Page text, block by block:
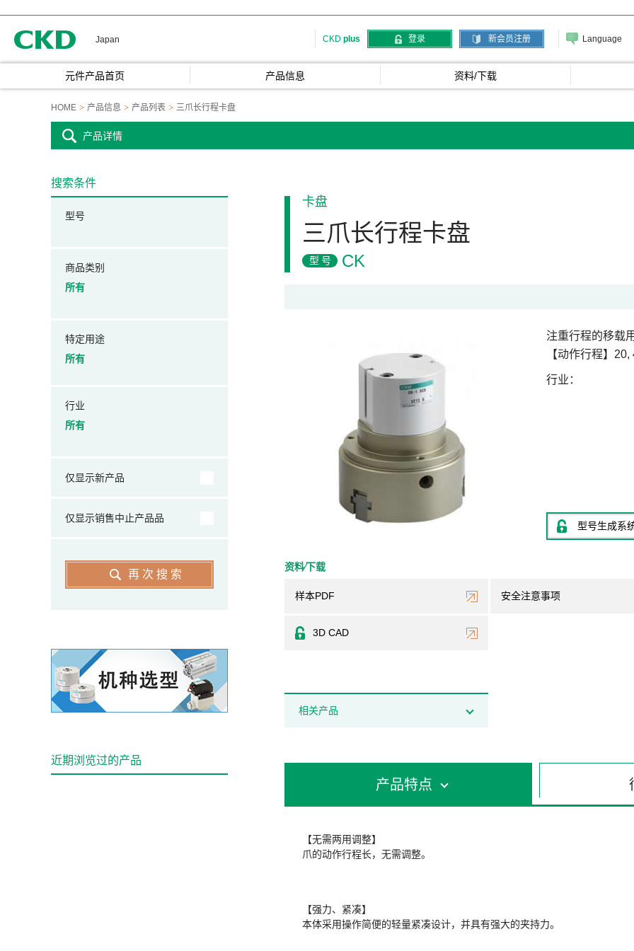
Japan CKD plus 登录 新会员注册 Language
元件产品首页 产品信息 资料/下载
HOME 产品信息 产品列表 三爪长行程卡盘
产品详情
卡盘
三爪长行程卡盘
型号 CK
注重行程的移载
【动作行程】20,
行业
型号生成系
资料⁄下载
样本PDF 安全注意事项
3D CAD
相关产品
产品特点
【无需两用调整】
爪的动作行程长，无需调整。
【强力、紧凑】
本体采用操作简便的轻量紧凑设计，并具有强大的夹持力。
搜索条件
型号
商品类别
所有
特定用途
所有
行业
所有
仅显示新产品
仅显示销售中止产品品
再次搜索
近期浏览过的产品